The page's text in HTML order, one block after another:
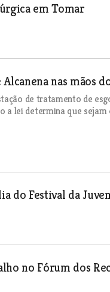
em Tomar
nas mãos
de tratamento de
a lei determina que
do Festival da
no Fórum dos